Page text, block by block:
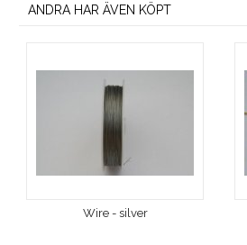
ANDRA HAR ÄVEN KÖPT
Wire - silver